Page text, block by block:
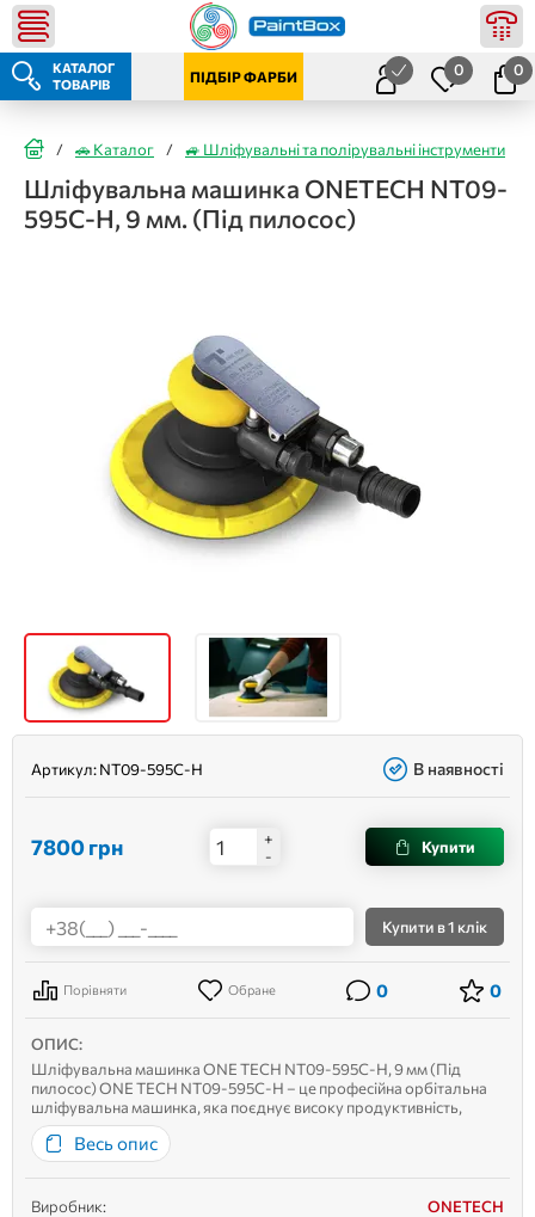
КАТАЛОГ
ТОВАРІВ
ПІДБІР ФАРБИ 0 0
/ 🚗 Каталог / 🚙 Шліфувальні та полірувальні інструменти
Шліфувальна машинка ONETECH NT09-
595C-H, 9 мм. (Під пилосос)
Артикул:NT09-595C-H В наявності
7800грн
+
-
Купити
Купити в 1 клік
Порівняти Обране 0 0
ОПИС:
Шліфувальна машинка ONE TECH NT09-595C-H, 9 мм (Під
пилосос) ONE TECH NT09-595C-H – це професійна орбітальна
шліфувальна машинка, яка поєднує високу продуктивність,
ергономіку та довговічність. Вона ідеально підходить для
шліфування різних поверхонь, забезпечуючи ефективне
видалення пилу завд...
Весь опис
Виробник: ONETECH